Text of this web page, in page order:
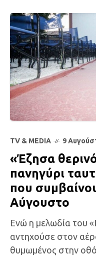
TV & MEDIA 9
«Έζησα
πανηγύρι
που
Αύγουστο
Ενώ η μελωδία του
αντηχούσε στον
θυμωμένος στην